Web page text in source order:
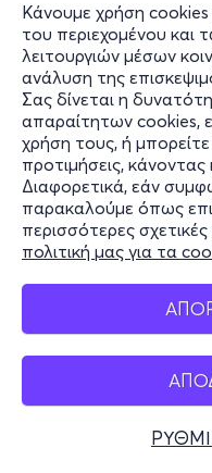
Κάνουμε χρήση
του περιεχομένου και
λειτουργιών μέσων
ανάλυση της
Σας δίνεται η
απαραίτητων cookies,
χρήση τους, ή μπορείτε
προτιμήσεις, κάνοντας
Διαφορετικά, εάν
παρακαλούμε όπως
περισσότερες
πολιτική μας για τα
Τηλεφωνικές
+30 2117700000
Πληροφορίες
Υποστήριξη
Stay Connected
Mobile app